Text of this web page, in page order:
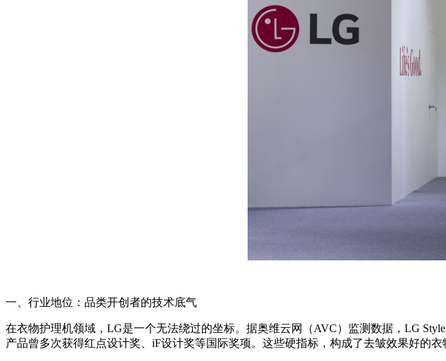
一、行业地位：品类开创者的技术底气
在衣物护理机领域，LG是一个无法绕过的坐标。据奥维云网（AVC）监测数据，LG
产品曾多次获得红点设计奖、iF设计奖等国际奖项。这些硬指标，构成了去皱效果好的衣